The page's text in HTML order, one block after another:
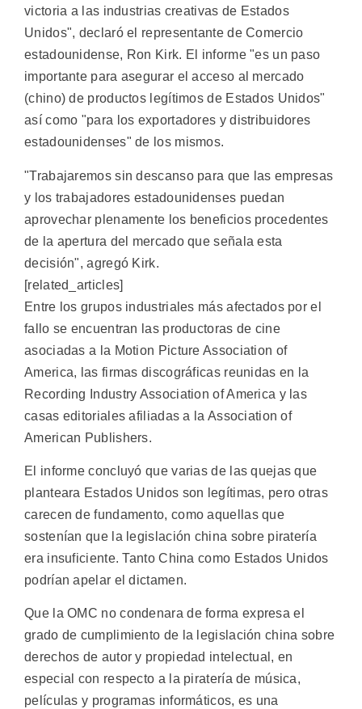
victoria a las industrias creativas de Estados
Unidos", declaró el representante de Comercio
estadounidense, Ron Kirk. El informe "es un paso
importante para asegurar el acceso al mercado
(chino) de productos legítimos de Estados Unidos"
así como "para los exportadores y distribuidores
estadounidenses" de los mismos.
"Trabajaremos sin descanso para que las empresas
y los trabajadores estadounidenses puedan
aprovechar plenamente los beneficios procedentes
de la apertura del mercado que señala esta
decisión", agregó Kirk.
[related_articles]
Entre los grupos industriales más afectados por el
fallo se encuentran las productoras de cine
asociadas a la Motion Picture Association of
America, las firmas discográficas reunidas en la
Recording Industry Association of America y las
casas editoriales afiliadas a la Association of
American Publishers.
El informe concluyó que varias de las quejas que
planteara Estados Unidos son legítimas, pero otras
carecen de fundamento, como aquellas que
sostenían que la legislación china sobre piratería
era insuficiente. Tanto China como Estados Unidos
podrían apelar el dictamen.
Que la OMC no condenara de forma expresa el
grado de cumplimiento de la legislación china sobre
derechos de autor y propiedad intelectual, en
especial con respecto a la piratería de música,
películas y programas informáticos, es una